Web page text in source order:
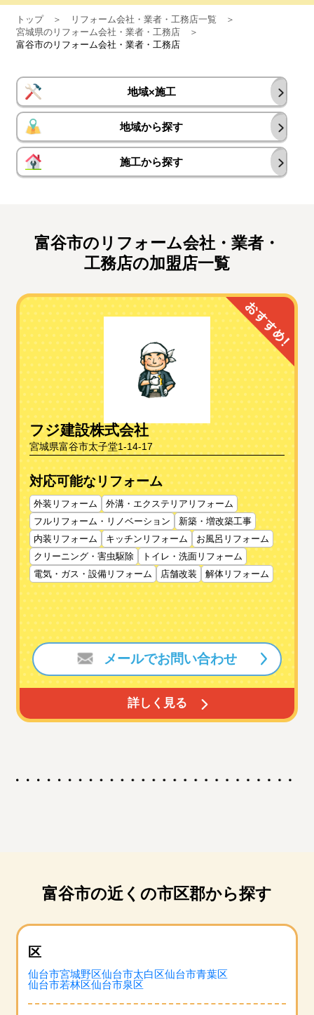
トップ
リフォーム会社・業者・工務店一覧
宮城県のリフォーム会社・業者・工務店
富谷市のリフォーム会社・業者・工務店
地域×施工
地域から探す
施工から探す
富谷市のリフォーム会社・業者・
工務店の加盟店一覧
フジ建設株式会社
宮城県富谷市太子堂1-14-17
対応可能なリフォーム
外装リフォーム
外溝・エクステリアリフォーム
フルリフォーム・リノベーション
新築・増改築工事
内装リフォーム
キッチンリフォーム
お風呂リフォーム
クリーニング・害虫駆除
トイレ・洗面リフォーム
電気・ガス・設備リフォーム
店舗改装 解体リフォーム
詳しく見る
メールでお問い合わせ
富谷市の近くの市区郡から探す
区
仙台市宮城野区仙台市太白区仙台市青葉区
仙台市若林区仙台市泉区